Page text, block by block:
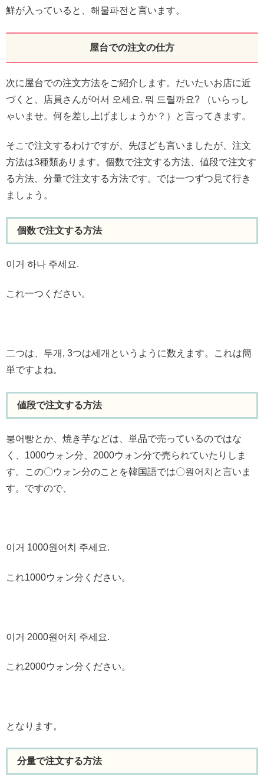
鮮が入っていると、해물파전と言います。
屋台での注文の仕方
次に屋台での注文方法をご紹介します。だいたいお店に近
づくと、店員さんが어서 오세요. 뭐 드릴까요? （いらっし
ゃいませ。何を差し上げましょうか？）と言ってきます。
そこで注文するわけですが、先ほども言いましたが、注文
方法は3種類あります。個数で注文する方法、値段で注文す
る方法、分量で注文する方法です。では一つずつ見て行き
ましょう。
個数で注文する方法
이거 하나 주세요.
これ一つください。
二つは、두개, 3つは세개というように数えます。これは簡
単ですよね。
値段で注文する方法
붕어빵とか、焼き芋などは、単品で売っているのではな
く、1000ウォン分、2000ウォン分で売られていたりしま
す。この〇ウォン分のことを韓国語では〇원어치と言いま
す。ですので、
이거 1000원어치 주세요.
これ1000ウォン分ください。
이거 2000원어치 주세요.
これ2000ウォン分ください。
となります。
分量で注文する方法